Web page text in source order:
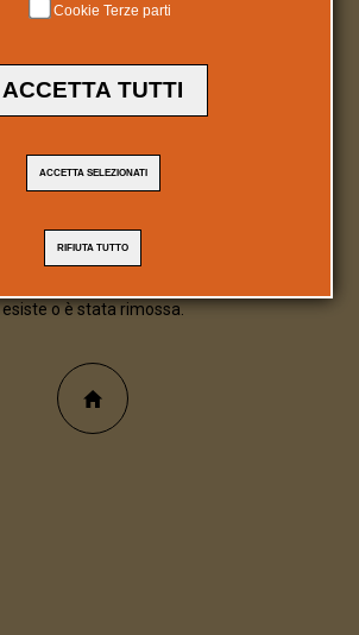
404
esiste o è stata rimossa.
Cookie Terze parti
ACCETTA TUTTI
ACCETTA SELEZIONATI
RIFIUTA TUTTO